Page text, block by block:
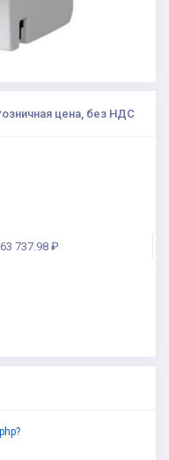
цена, без НДС
737.98 ₽